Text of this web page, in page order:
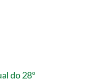
do 28º